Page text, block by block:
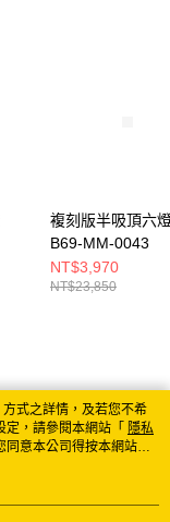
複刻版半吸頂六
B69-MM-0043
NT$3,970
NT$23,850
式之詳情，及若您不希
，請參閱本網站「 隱私
同意本公司得按本網站使